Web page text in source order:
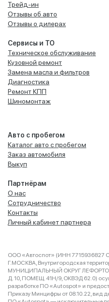
Трейд-ин
Отзывы об авто
Отзывы о дилерах
Сервисы и ТО
Техническое обслуживание
Кузовной ремонт
Замена масла и фильтров
Диагностика
Ремонт КПП
Шиномонтаж
Авто с пробегом
Каталог авто с пробегом
Заказ автомобиля
Выкуп
Партнёрам
О нас
Сотрудничество
Контакты
Личный кабинет партнера
ООО «Автоспот» (ИНН 7715936827
Г.МОСКВА, Внутригородская
МУНИЦИПАЛЬНЫЙ ОКРУГ
Д. 10, ПОМЕЩ. 41Н/9, ОКВЭД 62.0)
разработке ПО «Autospot» и
Приказу Минцифры от 08.10.22, вид